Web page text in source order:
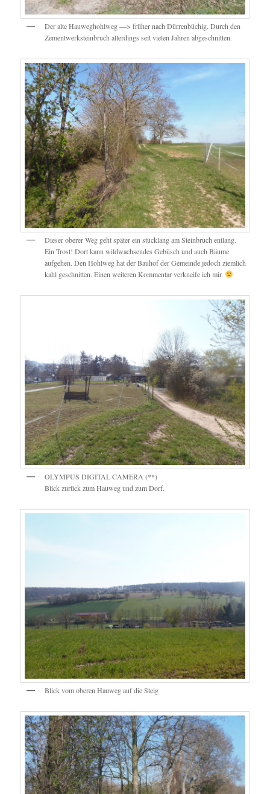
Der alte Hauweghohlweg —> früher nach Dürrenbüchig. Durch den
Zementwerksteinbruch allerdings seit vielen Jahren abgeschnitten.
Dieser oberer Weg geht später ein stücklang am Steinbruch entlang.
Ein Trost! Dort kann wildwachsendes Gebüsch und auch Bäume
aufgehen. Den Hohlweg hat der Bauhof der Gemeinde jedoch ziemlich
kahl geschnitten. Einen weiteren Kommentar verkneife ich mir.
OLYMPUS DIGITAL CAMERA (**)
Blick zurück zum Hauweg und zum Dorf.
Blick vom oberen Hauweg auf die Steig